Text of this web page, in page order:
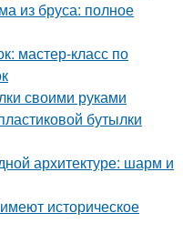
из бруса: полное
мастер-класс по
своими руками
бутылки
архитектуре: шарм и
историческое